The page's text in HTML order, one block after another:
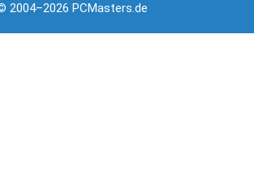
2004–2026 PCMasters.de